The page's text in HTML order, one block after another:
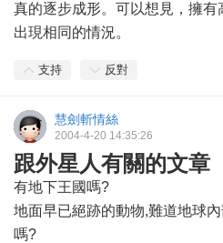
真的逐步成形。可以想見，擁
出現相同的情況。
支持 反對
慧劍斬情絲
2004-4-20 14:35:26
跟外星人有關的文章
有地下王國嗎?
地面早已絕跡的動物,難道地球
嗎?